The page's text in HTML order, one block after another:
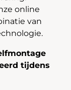
online
van
tijdens